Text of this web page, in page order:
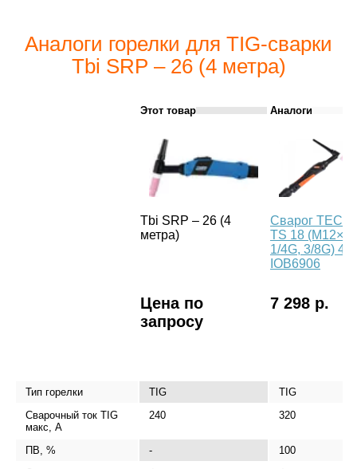
Аналоги горелки для TIG-сварки
Tbi SRP – 26 (4 метра)
Этот товар Аналоги
Tbi SRP – 26 (4
метра)
Сварог TECH
TS 18 (M12×1,
1/4G, 3/8G) 4м
IOB6906
Цена по
запросу
7 298 р.
Тип горелки TIG
TIG
Сварочный ток TIG
макс, А
240 320
ПВ, % -
100